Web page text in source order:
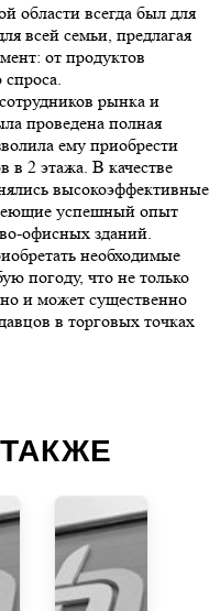
области всегда был для
всей семьи, предлагая
от продуктов
рынка и
проведена полная
ему приобрести
в 2 этажа. В качестве
высокоэффективные
успешный опыт
офисных зданий.
необходимые
погоду, что не только
и может существенно
в торговых точках